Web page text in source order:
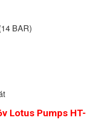
BAR)
Lotus Pumps HT-